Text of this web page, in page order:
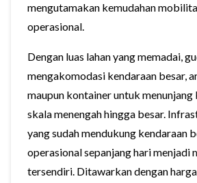
mengutamakan kemudahan
operasional.
Dengan luas lahan yang memadai,
mengakomodasi kendaraan besar,
maupun kontainer untuk menunjang
skala menengah hingga besar.
yang sudah mendukung kendaraan
operasional sepanjang hari menjadi
tersendiri. Ditawarkan dengan